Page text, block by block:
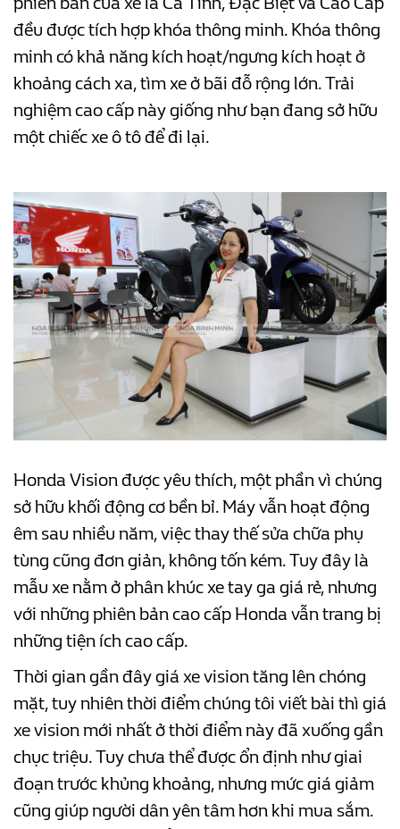
đều được tích hợp khóa thông minh. Khóa thông
minh có khả năng kích hoạt/ngưng kích hoạt ở
khoảng cách xa, tìm xe ở bãi đỗ rộng lớn. Trải
nghiệm cao cấp này giống như bạn đang sở hữu
một chiếc xe ô tô để đi lại.
Honda Vision được yêu thích, một phần vì chúng
sở hữu khối động cơ bền bỉ. Máy vẫn hoạt động
êm sau nhiều năm, việc thay thế sửa chữa phụ
tùng cũng đơn giản, không tốn kém. Tuy đây là
mẫu xe nằm ở phân khúc xe tay ga giá rẻ, nhưng
với những phiên bản cao cấp Honda vẫn trang bị
những tiện ích cao cấp.
Thời gian gần đây giá xe vision tăng lên chóng
mặt, tuy nhiên thời điểm chúng tôi viết bài thì giá
xe vision mới nhất ở thời điểm này đã xuống gần
chục triệu. Tuy chưa thể được ổn định như giai
đoạn trước khủng khoảng, nhưng mức giá giảm
cũng giúp người dân yên tâm hơn khi mua sắm.